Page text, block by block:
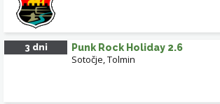
3 dni Punk Rock Holiday 2.6
Sotočje, Tolmin